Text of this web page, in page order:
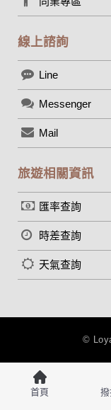
料。註冊時，本網
號、電子郵件、出
成功，並登入使用
其他除了上述，會
生的相關記錄，包
用的瀏覽器、瀏覽
的瀏覽器予以標示
網頁，除非您願意
將此項記錄和您對
商，或與連結本網
提供的個人資訊，
公司不負任何連帶責
或電子郵件給您。
收這些資料或電子
資料使用:
1.遵守法令或政府
2.為了保護使用者
帳號資料。若您有
向警政單位提出告
線上諮詢
Line
Messenger
Mail
旅遊相關資訊
匯率查詢
時差查詢
天氣查詢
©
首頁